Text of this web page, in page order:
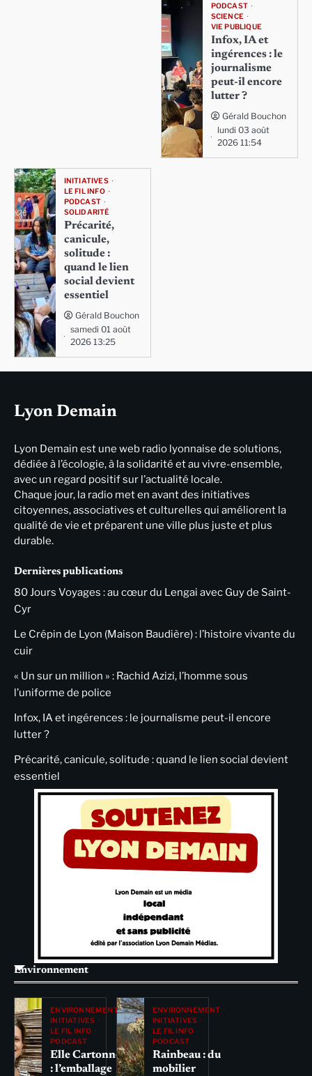
PODCAST
SCIENCE
VIE PUBLIQUE
Infox, IA et
ingérences : le
journalisme
peut-il encore
lutter ?
Gérald Bouchon
lundi 03 août
2026 11:54
INITIATIVES
LE FIL INFO
PODCAST
SOLIDARITÉ
Précarité,
canicule,
solitude :
quand le lien
social devient
essentiel
Gérald Bouchon
samedi 01 août
2026 13:25
Lyon Demain
Lyon Demain est une web radio lyonnaise de solutions,
dédiée à l’écologie, à la solidarité et au vivre-ensemble,
avec un regard positif sur l’actualité locale.
Chaque jour, la radio met en avant des initiatives
citoyennes, associatives et culturelles qui améliorent la
qualité de vie et préparent une ville plus juste et plus
durable.
Dernières publications
80 Jours Voyages : au cœur du Lengai avec Guy de Saint-
Cyr
Le Crépin de Lyon (Maison Baudière) : l’histoire vivante du
cuir
« Un sur un million » : Rachid Azizi, l’homme sous
l’uniforme de police
Infox, IA et ingérences : le journalisme peut-il encore
lutter ?
Précarité, canicule, solitude : quand le lien social devient
essentiel
Environnement
ENVIRONNEMENT
INITIATIVES
LE FIL INFO
PODCAST
Elle Cartonne
: l’emballage
ENVIRONNEMENT
INITIATIVES
LE FIL INFO
PODCAST
Rainbeau : du
mobilier